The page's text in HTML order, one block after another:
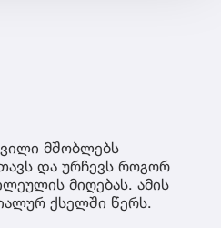
მშობლებს
და ურჩევს როგორ
მიღებას. ამის
ქსელში წერს.